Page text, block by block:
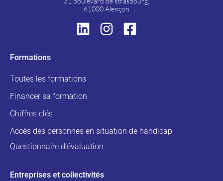
61000 Alençon
Formations
Toutes les formations
Financer sa formation
Chiffres clés
Accès des personnes en situation de handicap
Questionnaire d’évaluation
Entreprises et collectivités